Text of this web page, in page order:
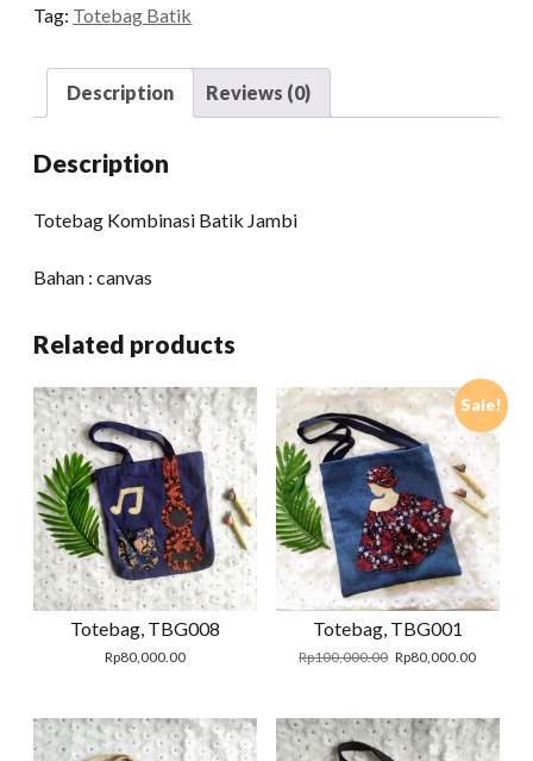
Tag: Totebag Batik
Description Reviews (0)
Description
Totebag Kombinasi Batik Jambi
Bahan : canvas
Related products
Totebag, TBG008
Rp80,000.00
Sale!
Totebag, TBG001
Rp100,000.00 Original
Rp100,000.00.
Rp80,000.00Current